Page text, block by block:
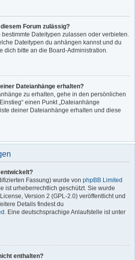
Forum zulässig?
Dateitypen zulassen oder verbieten.
Dateitypen du anhängen kannst und du
dich bitte an die Board-Administration.
Dateianhänge erhalten?
zu erhalten, gehe in den persönlichen
einen Punkt „Dateianhänge
deiner Dateianhänge erhalten und diese
Fassung) wurde von phpBB Limited
ist urheberrechtlich geschützt. Sie wurde
Version 2 (GPL-2.0) veröffentlicht und
Details findest du
. Eine deutschsprachige Anlaufstelle ist unter
enthalten?